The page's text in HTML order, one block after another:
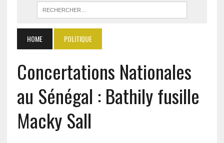
HOME POLITIQUE
Concertations Nationales
au Sénégal : Bathily fusille
Macky Sall